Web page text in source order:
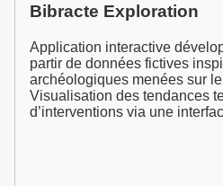
Bibracte Exploration
Application interactive
partir de données fictives
archéologiques menées sur
Visualisation des tendances
d’interventions via une